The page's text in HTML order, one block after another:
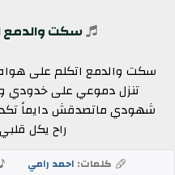
سكت والدمع
سكت والدمع اتكلم على هواه
تنزل دموعي على خدودي
شهودي ماتصدقش دايماً
راح يكل
كلمات: احمد رامي